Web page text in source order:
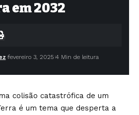
em 2032
fevereiro 3, 2025 4 Min de leitura
colisão catastrófica de um
é um tema que desperta a